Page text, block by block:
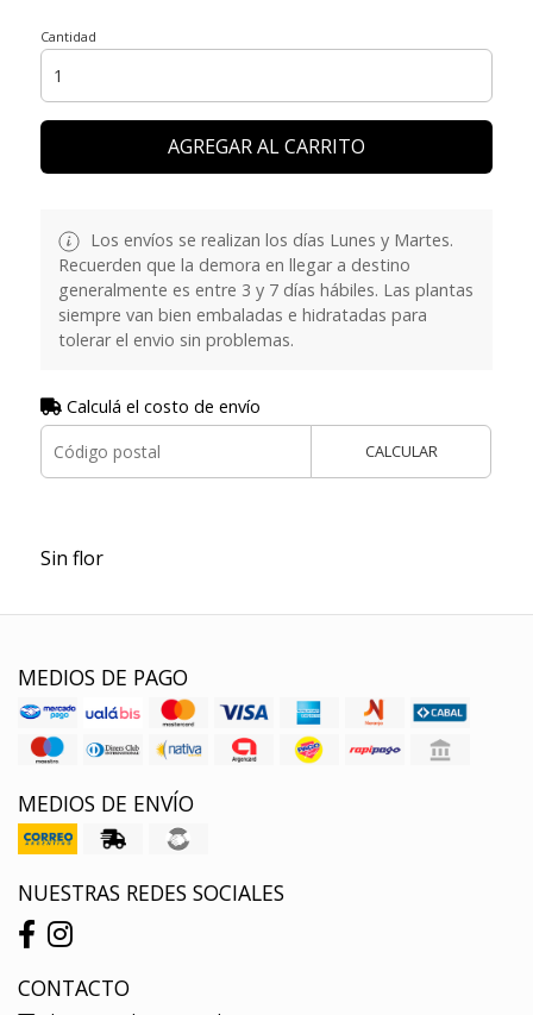
Cantidad
AGREGAR AL CARRITO
Los envíos se realizan los días Lunes y Martes.
Recuerden que la demora en llegar a destino
generalmente es entre 3 y 7 días hábiles. Las plantas
siempre van bien embaladas e hidratadas para
tolerar el envio sin problemas.
Calculá el costo de envío
CALCULAR
Sin flor
MEDIOS DE PAGO
MEDIOS DE ENVÍO
NUESTRAS REDES SOCIALES
CONTACTO